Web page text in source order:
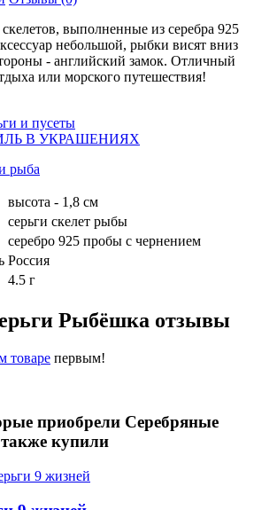
выполненные из серебра 925
небольшой, рыбки висят вниз
- английский замок. Отличный
или морского путешествия!
и пусеты
В УКРАШЕНИЯХ
рыба
высота - 1,8 см
серьги скелет рыбы
серебро 925 пробы с чернением
Россия
4.5 г
Рыбёшка отзывы
товаре первым!
приобрели Серебряные
купили